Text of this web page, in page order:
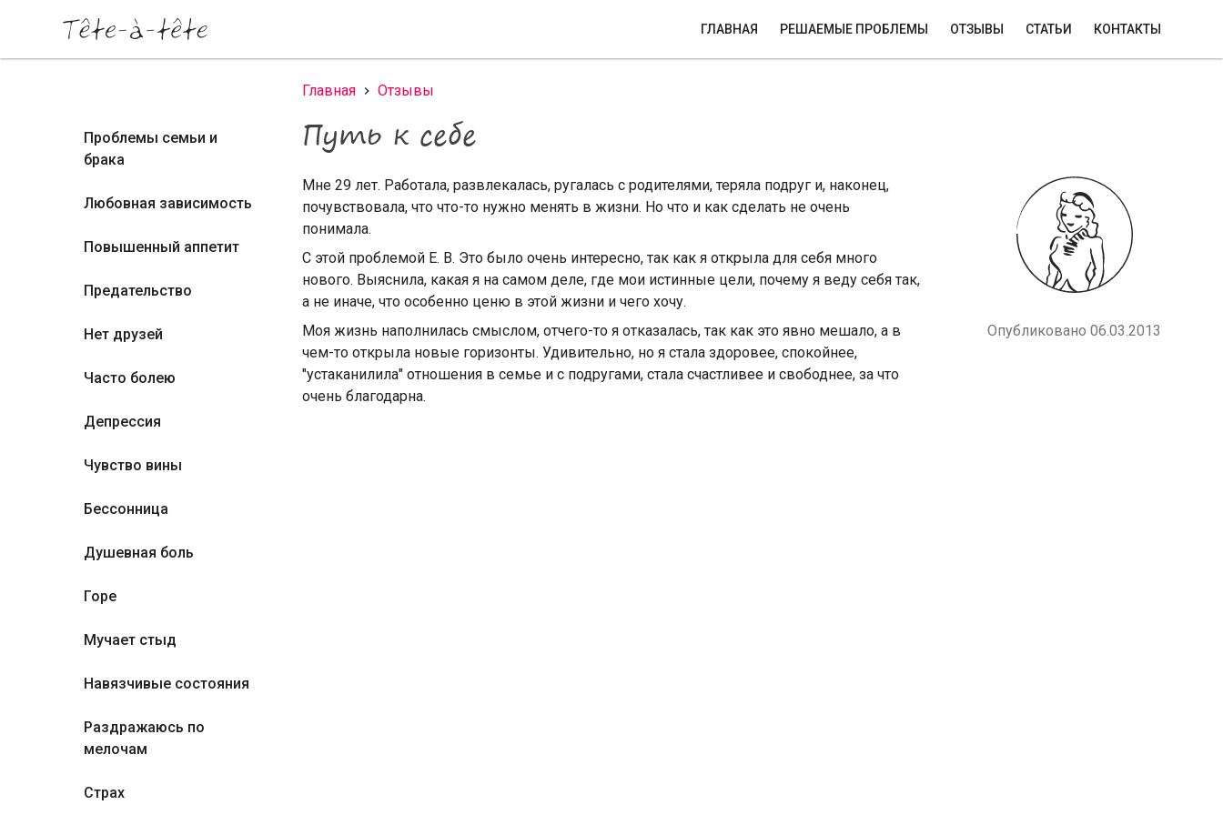
ГЛАВНАЯ РЕШАЕМЫЕ ПРОБЛЕМЫ ОТЗЫВЫ СТАТЬИ КОНТАКТЫ
Вы здесь
Главная Отзывы
Путь к себе
Опубликовано 06.03.2013
Мне 29 лет. Работала, развлекалась, ругалась с родителями, теряла подруг и, наконец,
почувствовала, что что-то нужно менять в жизни. Но что и как сделать не очень
понимала.
С этой проблемой Е. В. Это было очень интересно, так как я открыла для себя много
нового. Выяснила, какая я на самом деле, где мои истинные цели, почему я веду себя так,
а не иначе, что особенно ценю в этой жизни и чего хочу.
Моя жизнь наполнилась смыслом, отчего-то я отказалась, так как это явно мешало, а в
чем-то открыла новые горизонты. Удивительно, но я стала здоровее, спокойнее,
"устаканилила" отношения в семье и с подругами, стала счастливее и свободнее, за что
очень благодарна.
Проблемы семьи и
брака
Любовная зависимость
Повышенный аппетит
Предательство
Нет друзей
Часто болею
Депрессия
Чувство вины
Бессонница
Душевная боль
Горе
Мучает стыд
Навязчивые состояния
Раздражаюсь по
мелочам
Страх